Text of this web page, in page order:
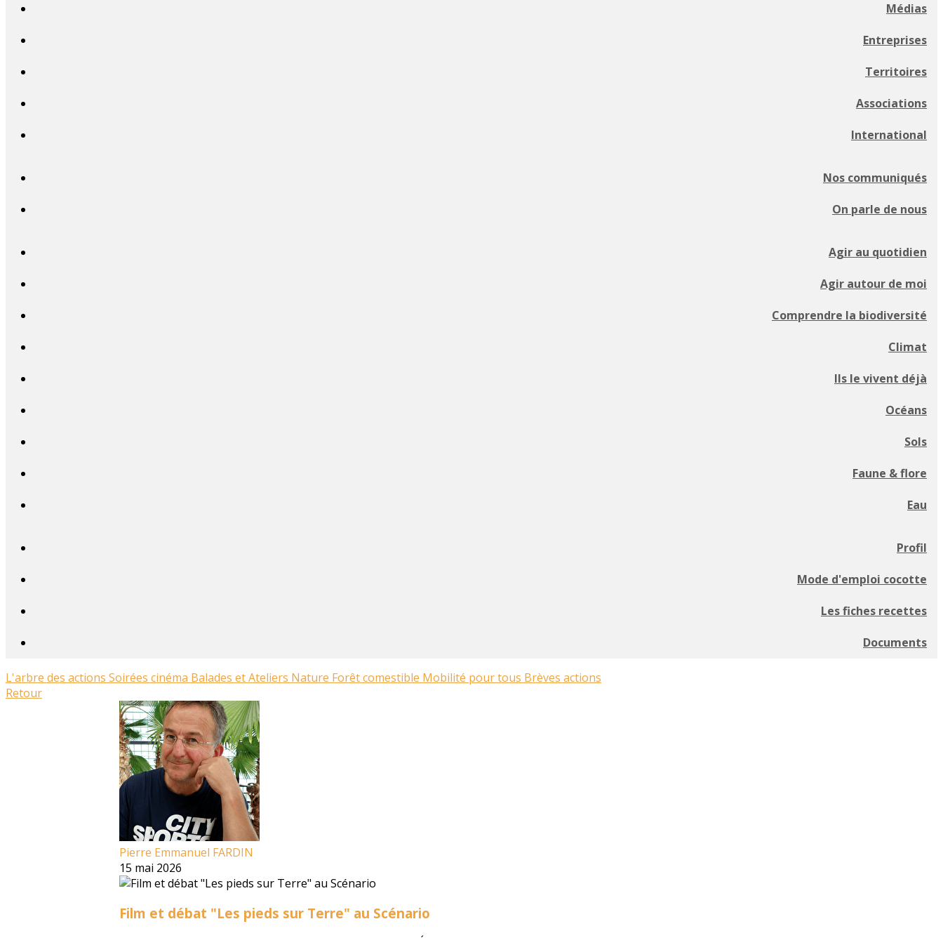
Médias
Entreprises
Territoires
Associations
International
Nos communiqués
On parle de nous
Agir au quotidien
Agir autour de moi
Comprendre la biodiversité
Climat
Ils le vivent déjà
Océans
Sols
Faune & flore
Eau
Profil
Mode d'emploi cocotte
Les fiches recettes
Documents
L'arbre des actions Soirées cinéma Balades et Ateliers Nature Forêt comestible Mobilité pour tous Brèves actions
Retour
Pierre Emmanuel FARDIN
15 mai 2026
Film et débat "Les pieds sur Terre" au Scénario